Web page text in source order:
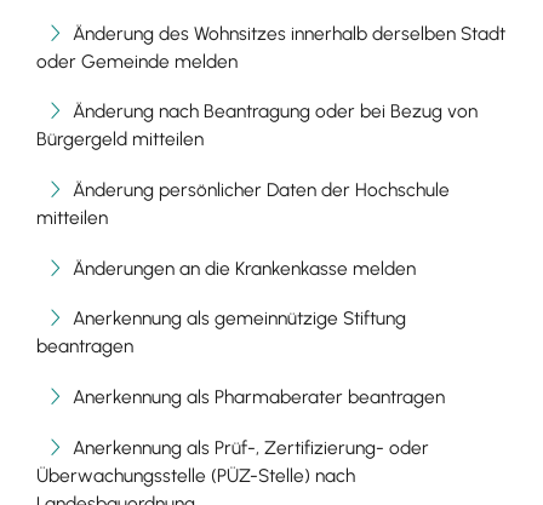
Änderung des Wohnsitzes innerhalb derselben Stadt
oder Gemeinde melden
Änderung nach Beantragung oder bei Bezug von
Bürgergeld mitteilen
Änderung persönlicher Daten der Hochschule
mitteilen
Änderungen an die Krankenkasse melden
Anerkennung als gemeinnützige Stiftung
beantragen
Anerkennung als Pharmaberater beantragen
Anerkennung als Prüf-, Zertifizierung- oder
Überwachungsstelle (PÜZ-Stelle) nach